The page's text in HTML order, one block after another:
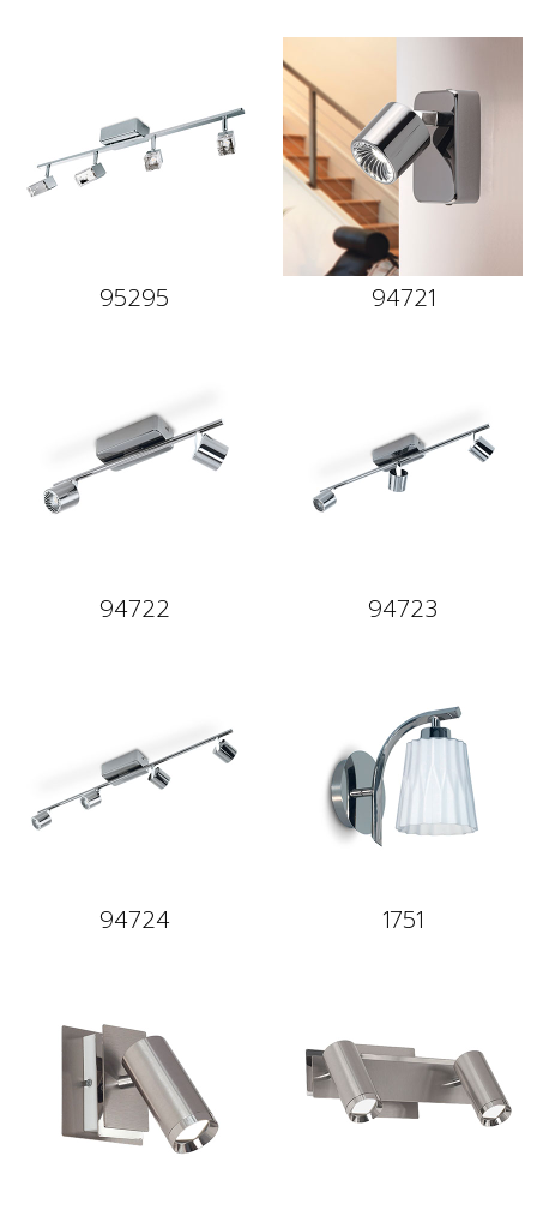
95295 94721
94722 94723
94724 1751